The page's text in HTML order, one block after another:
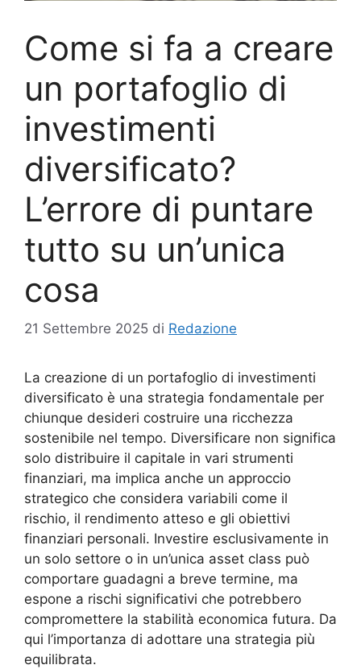
Come si fa a creare
un portafoglio di
investimenti
diversificato?
L’errore di puntare
tutto su un’unica
cosa
21 Settembre 2025 di Redazione
La creazione di un portafoglio di investimenti
diversificato è una strategia fondamentale per
chiunque desideri costruire una ricchezza
sostenibile nel tempo. Diversificare non significa
solo distribuire il capitale in vari strumenti
finanziari, ma implica anche un approccio
strategico che considera variabili come il
rischio, il rendimento atteso e gli obiettivi
finanziari personali. Investire esclusivamente in
un solo settore o in un’unica asset class può
comportare guadagni a breve termine, ma
espone a rischi significativi che potrebbero
compromettere la stabilità economica futura. Da
qui l’importanza di adottare una strategia più
equilibrata.